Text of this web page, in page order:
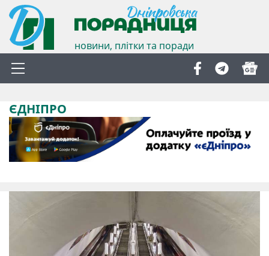
новини, плітки та поради
ЄДНІПРО